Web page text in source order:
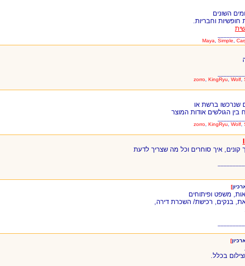
השונים
חופשיות וחבריות.
Maya Simple
zorro KingRyu Wolf
שנרכשו ברשת או
בין הגולשים אודות המוצר
zorro KingRyu Wolf
קונים, איך סוחרים וכל מה שצריך לדעת
]
משפט ופיתוחים
בנקים, רכישת/ השכרת דירה,
]
בכלל.